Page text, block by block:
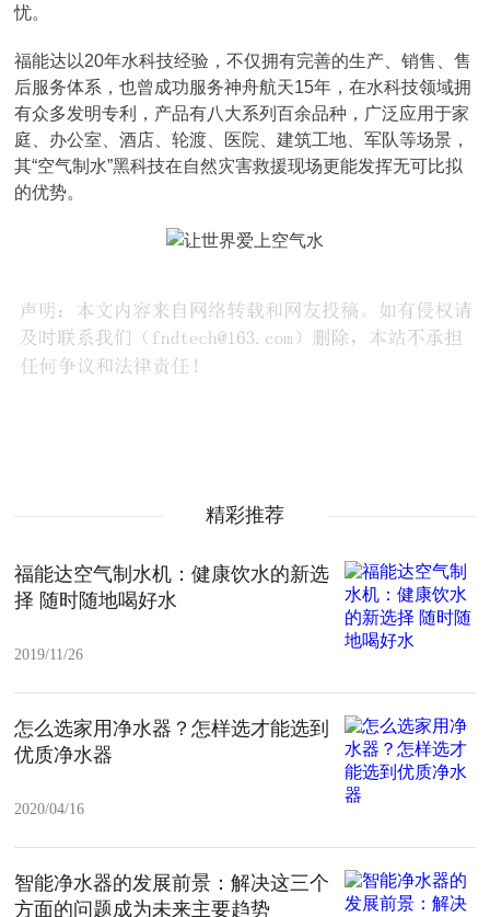
忧。
福能达以20年水科技经验，不仅拥有完善的生产、销售、售
后服务体系，也曾成功服务神舟航天15年，在水科技领域拥
有众多发明专利，产品有八大系列百余品种，广泛应用于家
庭、办公室、酒店、轮渡、医院、建筑工地、军队等场景，
其“空气制水”黑科技在自然灾害救援现场更能发挥无可比拟
的优势。
精彩推荐
福能达空气制水机：健康饮水的新选
择 随时随地喝好水
2019/11/26
怎么选家用净水器？怎样选才能选到
优质净水器
2020/04/16
智能净水器的发展前景：解决这三个
方面的问题成为未来主要趋势